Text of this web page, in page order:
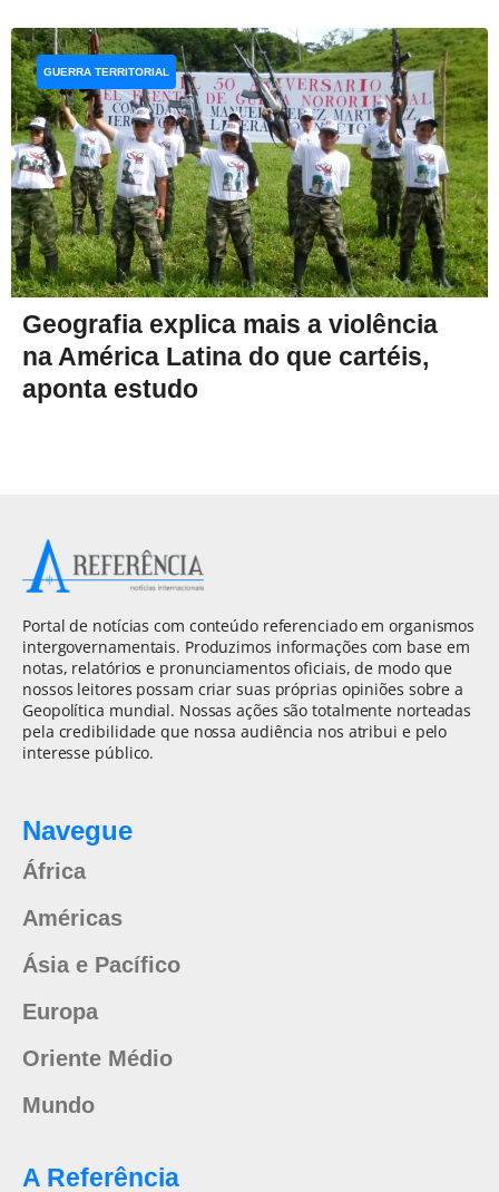
Geografia explica mais a violência
na América Latina do que cartéis,
aponta estudo
GUERRA TERRITORIAL
Portal de notícias com conteúdo referenciado em organismos
intergovernamentais. Produzimos informações com base em
notas, relatórios e pronunciamentos oficiais, de modo que
nossos leitores possam criar suas próprias opiniões sobre a
Geopolítica mundial. Nossas ações são totalmente norteadas
pela credibilidade que nossa audiência nos atribui e pelo
interesse público.
Navegue
África
Américas
Ásia e Pacífico
Europa
Oriente Médio
Mundo
A Referência